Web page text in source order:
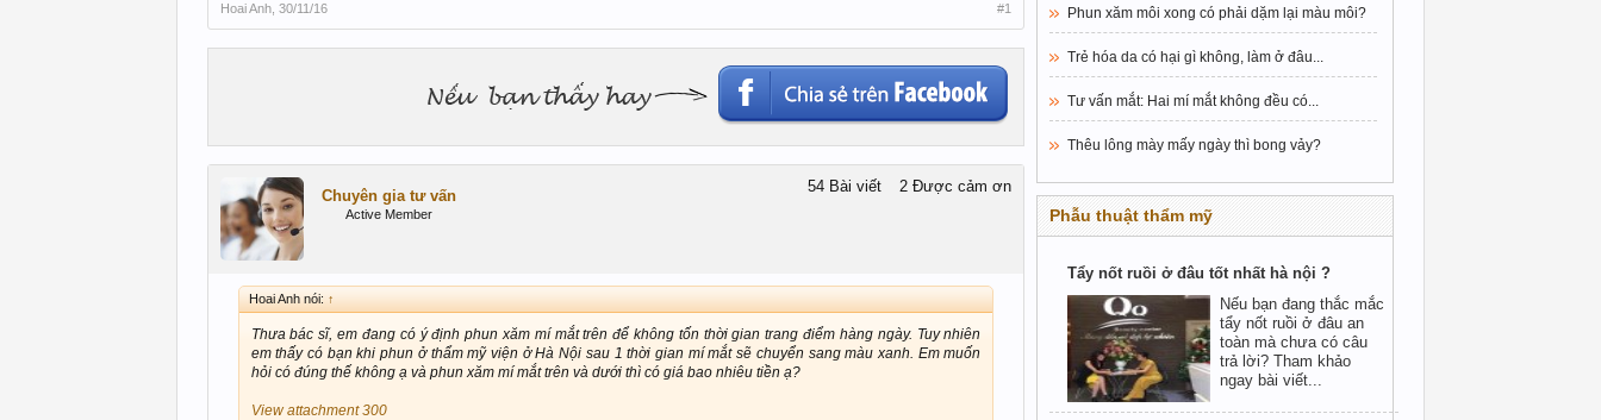
Hoai Anh 30/11/16 #1
Chuyên gia tư vấn
Active Member
54 Bài viết 2 Được cảm ơn
Hoai Anh nói: ↑
Thưa bác sĩ, em đang có ý định phun xăm mí mắt trên để không tốn thời gian trang điểm hàng ngày. Tuy nhiên
em thấy có bạn khi phun ở thẩm mỹ viện ở Hà Nội sau 1 thời gian mí mắt sẽ chuyển sang màu xanh. Em muốn
hỏi có đúng thế không ạ và phun xăm mí mắt trên và dưới thì có giá bao nhiêu tiền ạ?
View attachment 300
Phun xăm môi xong có phải dặm lại màu môi?
Trẻ hóa da có hại gì không, làm ở đâu...
Tư vấn mắt: Hai mí mắt không đều có...
Thêu lông mày mấy ngày thì bong vảy?
Phẫu thuật thẩm mỹ
Tẩy nốt ruồi ở đâu tốt nhất hà nội ?
Nếu bạn đang thắc mắc
tẩy nốt ruồi ở đâu an
toàn mà chưa có câu
trả lời? Tham khảo
ngay bài viết...